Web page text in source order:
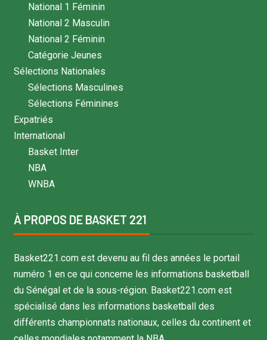
National 1 Féminin
National 2 Masculin
National 2 Féminin
Catégorie Jeunes
Sélections Nationales
Sélections Masculines
Sélections Féminines
Expatriés
International
Basket Inter
NBA
WNBA
À PROPOS DE BASKET 221
Basket221.com est devenu au fil des années le portail
numéro 1 en ce qui concerne les informations basketball
du Sénégal et de la sous-région. Basket221.com est
spécialisé dans les informations basketball des
différents championnats nationaux, celles du continent et